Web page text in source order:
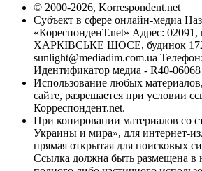
© 2000-2026, Korrespondent.net
Субъект в сфере онлайн-медиа
«КореспонденТ.net» Адрес: 02091,
ХАРКІВСЬКЕ ШОСЕ, будинок
sunlight@mediadim.com.ua
Идентификатор медиа - R40-06068
Использование любых
сайте, разрешается при условии
Корреспондент.net.
При копировании материалов со
Украины и мира», для интернет-
прямая открытая для поисковых
Ссылка должна быть размещена в